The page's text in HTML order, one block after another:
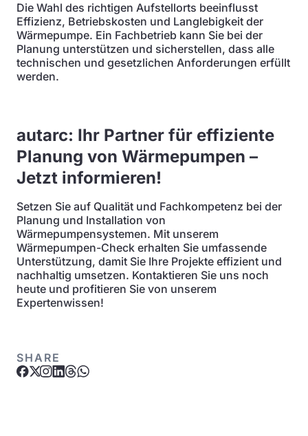
Die Wahl des richtigen Aufstellorts beeinflusst
Effizienz, Betriebskosten und Langlebigkeit der
Wärmepumpe. Ein Fachbetrieb kann Sie bei der
Planung unterstützen und sicherstellen, dass alle
technischen und gesetzlichen Anforderungen erfüllt
werden.
autarc: Ihr Partner für effiziente
Planung von Wärmepumpen –
Jetzt informieren!
Setzen Sie auf Qualität und Fachkompetenz bei der
Planung und Installation von
Wärmepumpensystemen. Mit unserem
Wärmepumpen-Check erhalten Sie umfassende
Unterstützung, damit Sie Ihre Projekte effizient und
nachhaltig umsetzen. Kontaktieren Sie uns noch
heute und profitieren Sie von unserem
Expertenwissen!
SHARE